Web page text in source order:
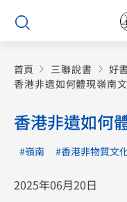
Skip
首頁 三聯說書 好
香港非遺如何體現嶺南
香港非遺如何
#嶺南 #香港非物質文
2025年06月20日